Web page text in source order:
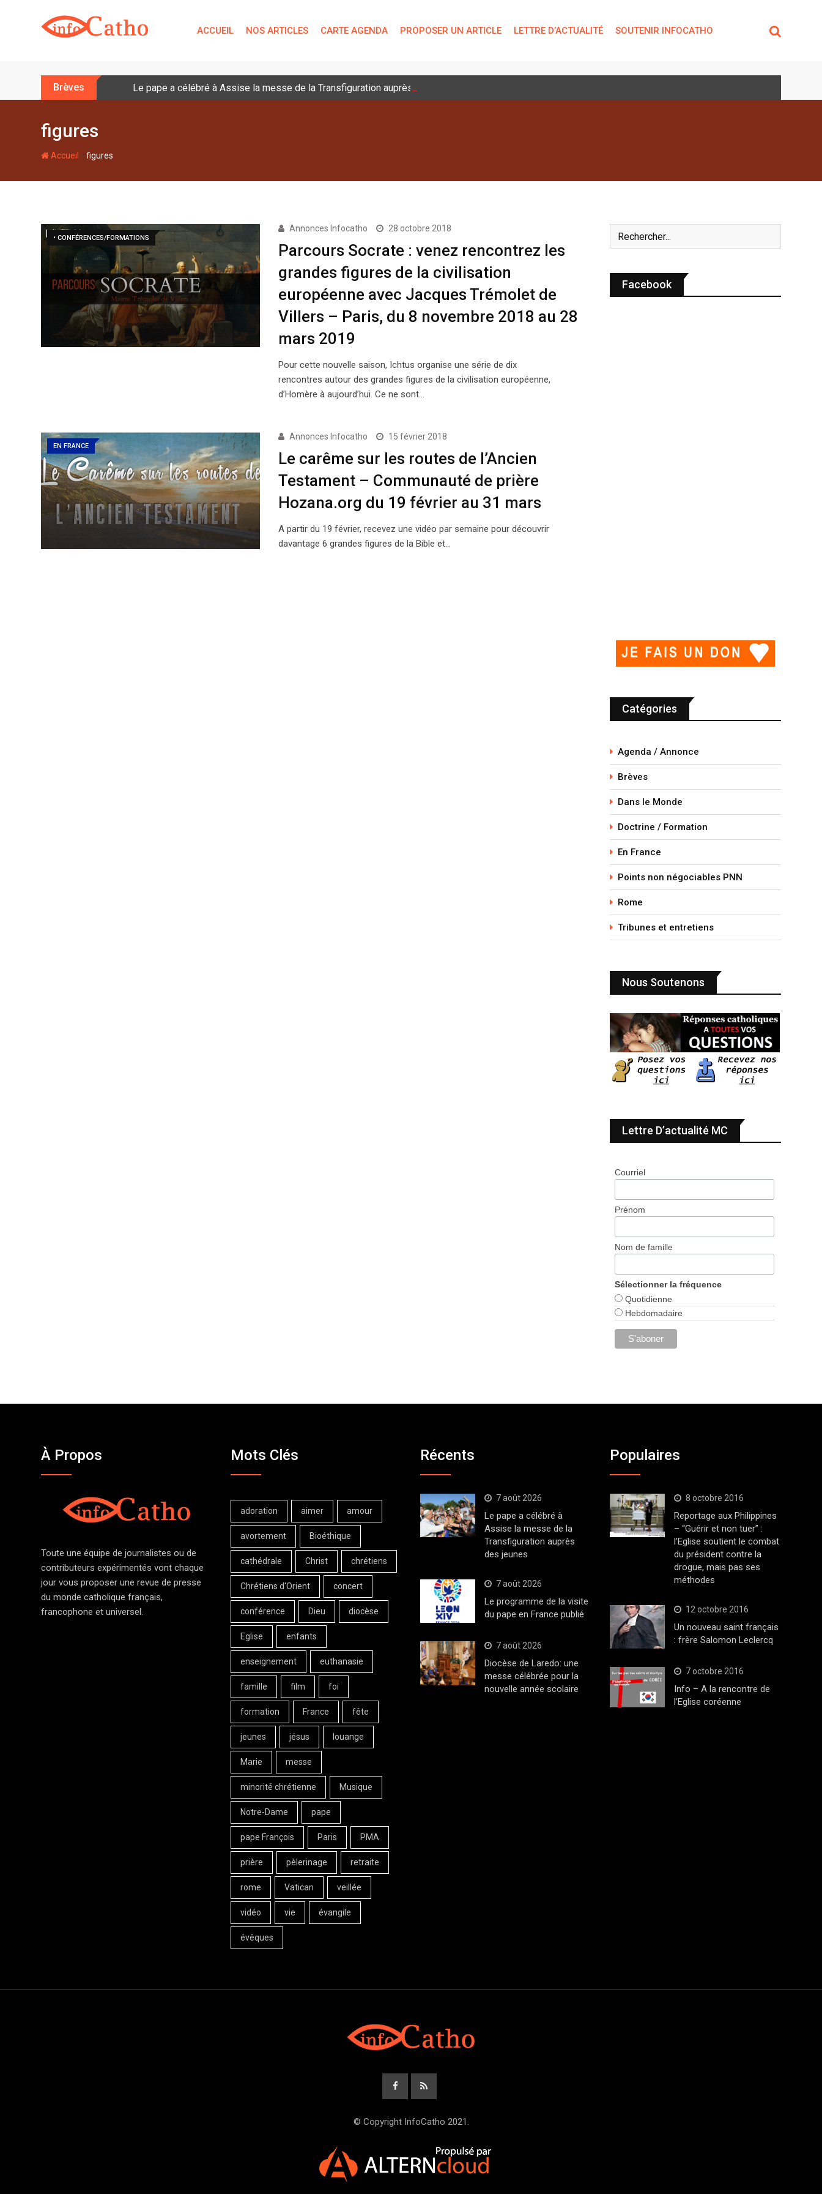
t
ACCUEIL NOS ARTICLES CARTE AGENDA PROPOSER UN ARTICLE LETTRE D’ACTUALITÉ SOUTENIR INFOCATHO
Brèves Le pape a célébré à Assise la messe de la Transfiguration auprès des jeunes
figures
Accueil -figures
• CONFÉRENCES/FORMATIONS
Annonces Infocatho 28 octobre 2018
Parcours Socrate : venez rencontrez les
grandes figures de la civilisation
européenne avec Jacques Trémolet de
Villers – Paris, du 8 novembre 2018 au 28
mars 2019
Pour cette nouvelle saison, Ichtus organise une série de dix
rencontres autour des grandes figures de la civilisation européenne,
d’Homère à aujourd’hui. Ce ne sont…
EN FRANCE
Annonces Infocatho 15 février 2018
Le carême sur les routes de l’Ancien
Testament – Communauté de prière
Hozana.org du 19 février au 31 mars
A partir du 19 février, recevez une vidéo par semaine pour découvrir
davantage 6 grandes figures de la Bible et…
Facebook
Catégories
Agenda / Annonce
Brèves
Dans le Monde
Doctrine / Formation
En France
Points non négociables PNN
Rome
Tribunes et entretiens
Nous Soutenons
Lettre D’actualité MC
Courriel
Prénom
Nom de famille
Sélectionner la fréquence
Quotidienne
Hebdomadaire
À Propos
Toute une équipe de journalistes ou de
contributeurs expérimentés vont chaque
jour vous proposer une revue de presse
du monde catholique français,
francophone et universel.
Mots Clés
adoration aimer amour
avortement Bioéthique
cathédrale Christ chrétiens
Chrétiens d'Orient concert
conférence Dieu diocèse
Eglise enfants
enseignement euthanasie
famille film foi
formation France fête
jeunes jésus louange
Marie messe
minorité chrétienne Musique
Notre-Dame pape
pape François Paris PMA
prière pèlerinage retraite
rome Vatican veillée
vidéo vie évangile
évêques
Récents
7 août 2026
Le pape a célébré à
Assise la messe de la
Transfiguration auprès
des jeunes
7 août 2026
Le programme de la visite
du pape en France publié
7 août 2026
Diocèse de Laredo: une
messe célébrée pour la
nouvelle année scolaire
Populaires
8 octobre 2016
Reportage aux Philippines
– “Guérir et non tuer” :
l’Eglise soutient le combat
du président contre la
drogue, mais pas ses
méthodes
12 octobre 2016
Un nouveau saint français
: frère Salomon Leclercq
7 octobre 2016
Info – A la rencontre de
l’Eglise coréenne
© Copyright InfoCatho 2021.